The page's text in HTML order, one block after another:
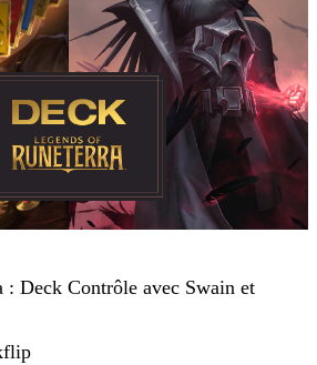
: Deck Contrôle avec Swain et